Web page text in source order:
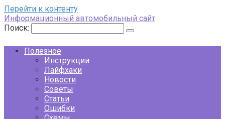
Перейти к контенту
Информационный автомобильный сайт
Поиск:
Полезное
Инструкции
Лайфхаки
Новости
Советы
Статьи
Ошибки